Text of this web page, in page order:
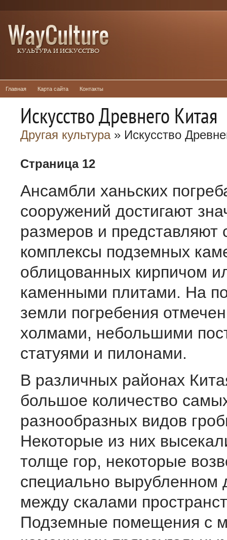
Главная Карта сайта Контакты
Искусство Древнего Китая
Другая культура» Искусство
Страница 12
Ансамбли ханьских
сооружений достигают
размеров и представляют
комплексы подземных
облицованных кирпичом
каменными плитами. На
земли погребения
холмами, небольшими
статуями и пилонами.
В различных районах
большое количество
разнообразных видов
Некоторые из них
толще гор, некоторые
специально вырубленном
между скалами
Подземные помещения с